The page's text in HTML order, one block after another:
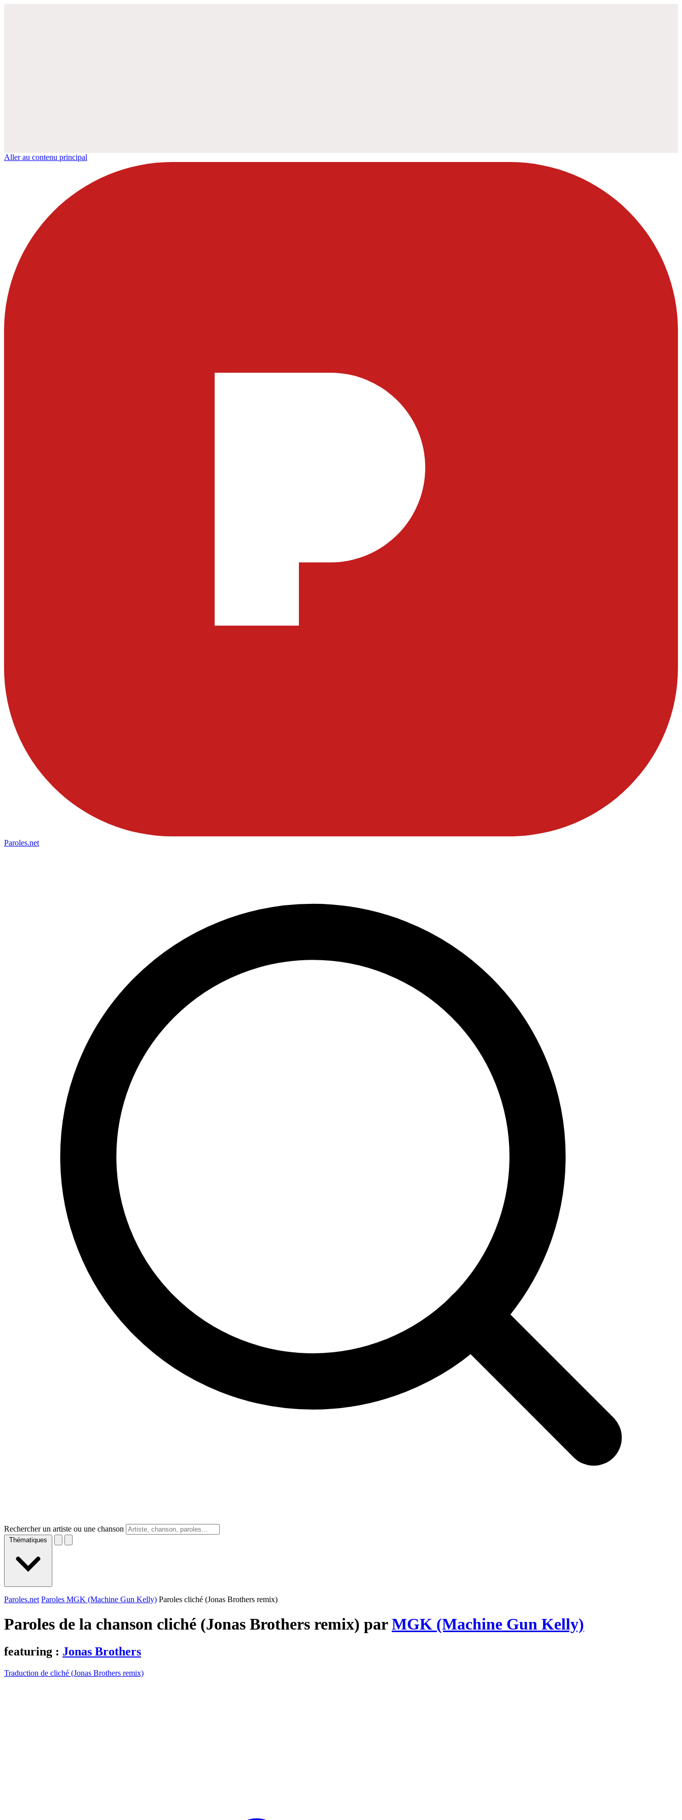
Aller au contenu principal
Paroles.net
Rechercher un artiste ou une chanson
Thématiques
Paroles.net Paroles MGK (Machine Gun Kelly) Paroles cliché (Jonas Brothers remix)
Paroles de la chanson cliché (Jonas Brothers remix) parMGK (Machine Gun Kelly)
featuring : Jonas Brothers
Traduction de cliché (Jonas Brothers remix)